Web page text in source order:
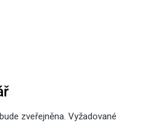
zveřejněna. Vyžadované